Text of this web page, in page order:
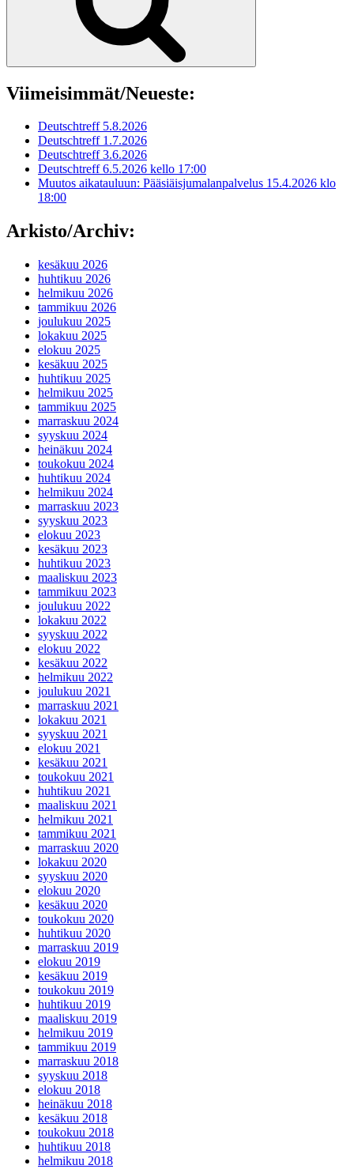
Viimeisimmät/Neueste:
Deutschtreff 5.8.2026
Deutschtreff 1.7.2026
Deutschtreff 3.6.2026
Deutschtreff 6.5.2026 kello 17:00
Muutos aikatauluun: Pääsiäisjumalanpalvelus 15.4.2026 klo
18:00
Arkisto/Archiv:
kesäkuu 2026
huhtikuu 2026
helmikuu 2026
tammikuu 2026
joulukuu 2025
lokakuu 2025
elokuu 2025
kesäkuu 2025
huhtikuu 2025
helmikuu 2025
tammikuu 2025
marraskuu 2024
syyskuu 2024
heinäkuu 2024
toukokuu 2024
huhtikuu 2024
helmikuu 2024
marraskuu 2023
syyskuu 2023
elokuu 2023
kesäkuu 2023
huhtikuu 2023
maaliskuu 2023
tammikuu 2023
joulukuu 2022
lokakuu 2022
syyskuu 2022
elokuu 2022
kesäkuu 2022
helmikuu 2022
joulukuu 2021
marraskuu 2021
lokakuu 2021
syyskuu 2021
elokuu 2021
kesäkuu 2021
toukokuu 2021
huhtikuu 2021
maaliskuu 2021
helmikuu 2021
tammikuu 2021
marraskuu 2020
lokakuu 2020
syyskuu 2020
elokuu 2020
kesäkuu 2020
toukokuu 2020
huhtikuu 2020
marraskuu 2019
elokuu 2019
kesäkuu 2019
toukokuu 2019
huhtikuu 2019
maaliskuu 2019
helmikuu 2019
tammikuu 2019
marraskuu 2018
syyskuu 2018
elokuu 2018
heinäkuu 2018
kesäkuu 2018
toukokuu 2018
huhtikuu 2018
helmikuu 2018